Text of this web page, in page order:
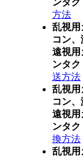
ンタ
方法
乱視用
コン
遠視用
ンタ
送方法
乱視用
コン
遠視用
ンタ
換方法
乱視用